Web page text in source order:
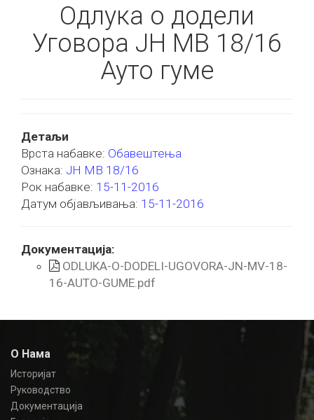
Одлука о додели
Уговора ЈН МВ 18/16
Ауто гуме
Детаљи
Врста набавке: Обавештења
Ознака: ЈН МВ 18/16
Рок набавке: 15-11-2016
Датум објављивања: 15-11-2016
Документација:
ODLUKA-O-DODELI-UGOVORA-JN-MV-18-
16-AUTO-GUME.pdf
О Нама
Историјат
Руководство
Документација